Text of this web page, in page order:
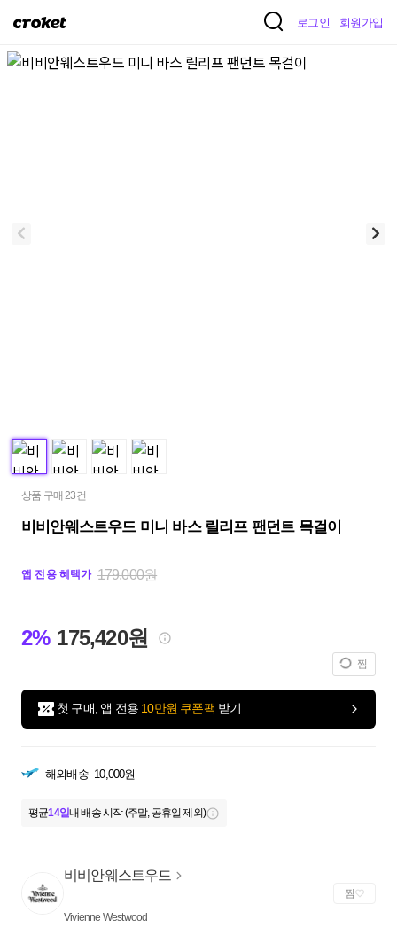
크
켓
로그인 회원가입
상품 구매 23건
비비안웨스트우드 미니 바스 릴리프 팬던트 목걸이
앱 전용 혜택가 179,000원
2% 175,420원
찜
첫 구매, 앱 전용 10만원 쿠폰팩 받기
해외배송 10,000원
평균14일내 배송 시작 (주말, 공휴일 제외)
비비안웨스트우드
Vivienne Westwood
찜